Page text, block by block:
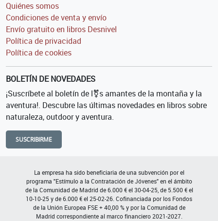
Quiénes somos
Condiciones de venta y envío
Envío gratuito en libros Desnivel
Política de privacidad
Política de cookies
BOLETÍN DE NOVEDADES
¡Suscríbete al boletín de l⚧s amantes de la montaña y la
aventura!. Descubre las últimas novedades en libros sobre
naturaleza, outdoor y aventura.
SUSCRIBIRME
La empresa ha sido beneficiaria de una subvención por el
programa "Estímulo a la Contratación de Jóvenes" en el ámbito
de la Comunidad de Madrid de 6.000 € el 30-04-25, de 5.500 € el
10-10-25 y de 6.000 € el 25-02-26. Cofinanciada por los Fondos
de la Unión Europea FSE + 40,00 % y por la Comunidad de
Madrid correspondiente al marco financiero 2021-2027.